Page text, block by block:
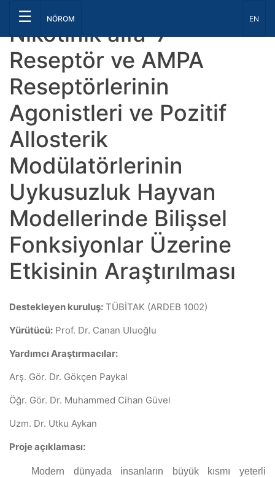
☰ NÖROM Dil
EN
Nikotinik alfa-7
Reseptör ve AMPA
Reseptörlerinin
Agonistleri ve Pozitif
Allosterik
Modülatörlerinin
Uykusuzluk Hayvan
Modellerinde Bilişsel
Fonksiyonlar Üzerine
Etkisinin Araştırılması
Destekleyen kuruluş: TÜBİTAK (ARDEB 1002)
Yürütücü: Prof. Dr. Canan Uluoğlu
Yardımcı Araştırmacılar:
Arş. Gör. Dr. Gökçen Paykal
Öğr. Gör. Dr. Muhammed Cihan Güvel
Uzm. Dr. Utku Aykan
Proje açıklaması:
Modern dünyada insanların büyük kısmı yeterli